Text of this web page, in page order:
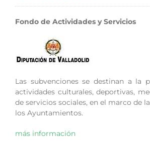
Fondo de Actividades y Servicios
Las subvenciones se destinan a la
actividades culturales, deportivas,
de servicios sociales, en el marco de
los Ayuntamientos.
más información